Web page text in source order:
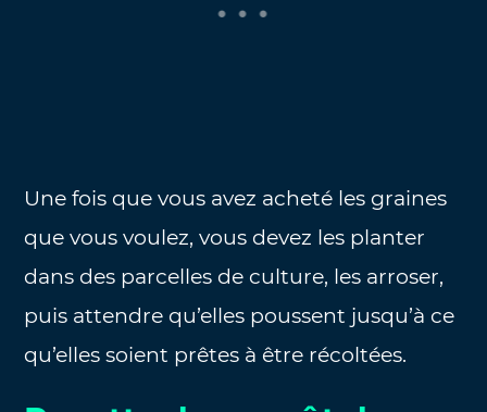
Une fois que vous avez acheté les graines
que vous voulez, vous devez les planter
dans des parcelles de culture, les arroser,
puis attendre qu’elles poussent jusqu’à ce
qu’elles soient prêtes à être récoltées.